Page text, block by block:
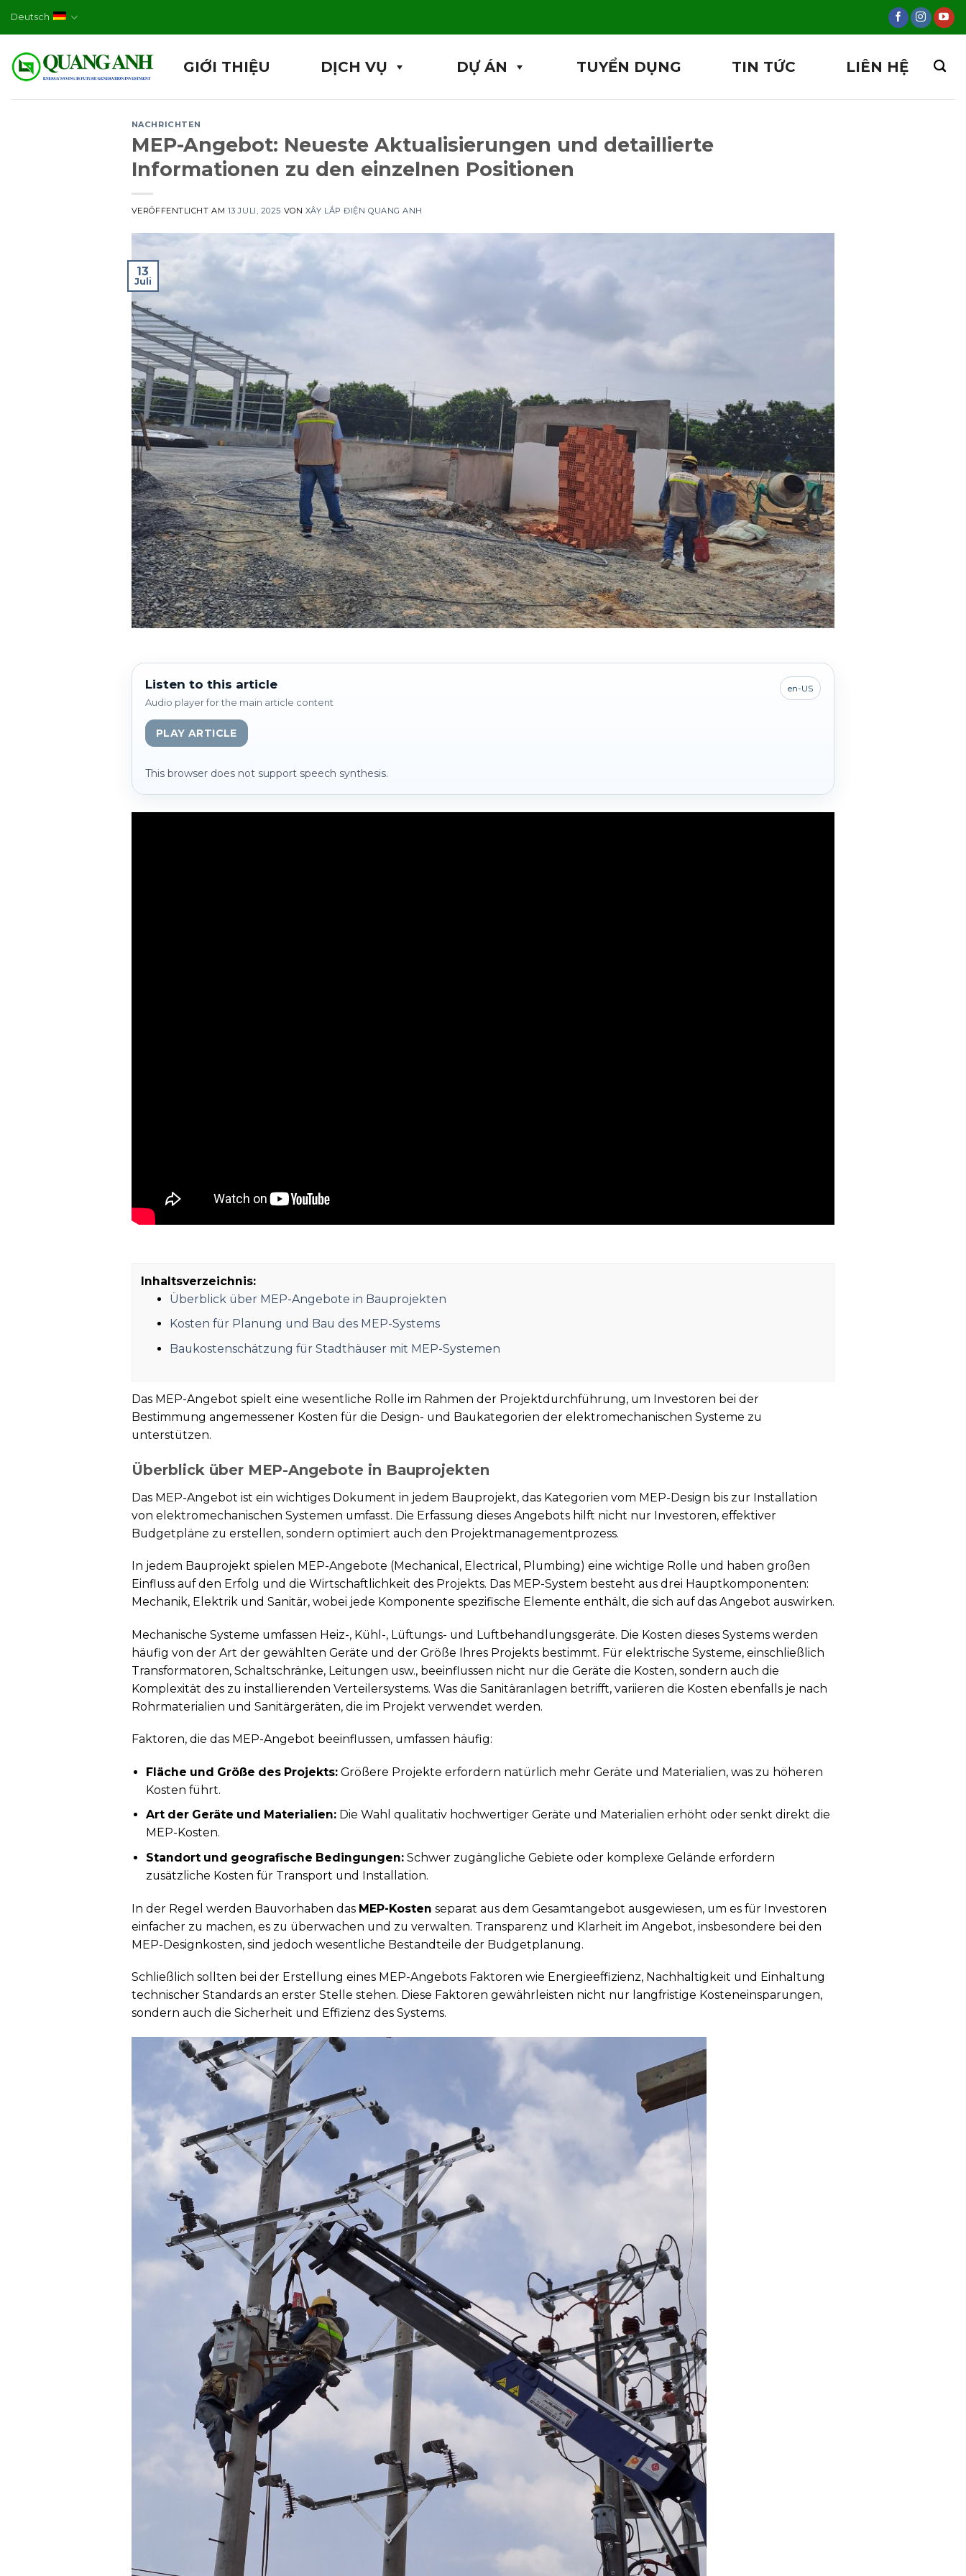
Deutsch
GIỚI THIỆU DỊCH VỤ DỰ ÁN TUYỂN DỤNG TIN TỨC LIÊN HỆ
NACHRICHTEN
MEP-Angebot: Neueste Aktualisierungen und detaillierte
Informationen zu den einzelnen Positionen
VERÖFFENTLICHT AM 13 JULI, 2025 VON XÂY LẮP ĐIỆN QUANG ANH
13
Juli
Listen to this article
Audio player for the main article content
en-US
PLAY ARTICLE
This browser does not support speech synthesis.
Inhaltsverzeichnis:
Überblick über MEP-Angebote in Bauprojekten
Kosten für Planung und Bau des MEP-Systems
Baukostenschätzung für Stadthäuser mit MEP-Systemen
Das MEP-Angebot spielt eine wesentliche Rolle im Rahmen der Projektdurchführung, um Investoren bei der
Bestimmung angemessener Kosten für die Design- und Baukategorien der elektromechanischen Systeme zu
unterstützen.
Überblick über MEP-Angebote in Bauprojekten
Das MEP-Angebot ist ein wichtiges Dokument in jedem Bauprojekt, das Kategorien vom MEP-Design bis zur Installation
von elektromechanischen Systemen umfasst. Die Erfassung dieses Angebots hilft nicht nur Investoren, effektiver
Budgetpläne zu erstellen, sondern optimiert auch den Projektmanagementprozess.
In jedem Bauprojekt spielen MEP-Angebote (Mechanical, Electrical, Plumbing) eine wichtige Rolle und haben großen
Einfluss auf den Erfolg und die Wirtschaftlichkeit des Projekts. Das MEP-System besteht aus drei Hauptkomponenten:
Mechanik, Elektrik und Sanitär, wobei jede Komponente spezifische Elemente enthält, die sich auf das Angebot auswirken.
Mechanische Systeme umfassen Heiz-, Kühl-, Lüftungs- und Luftbehandlungsgeräte. Die Kosten dieses Systems werden
häufig von der Art der gewählten Geräte und der Größe Ihres Projekts bestimmt. Für elektrische Systeme, einschließlich
Transformatoren, Schaltschränke, Leitungen usw., beeinflussen nicht nur die Geräte die Kosten, sondern auch die
Komplexität des zu installierenden Verteilersystems. Was die Sanitäranlagen betrifft, variieren die Kosten ebenfalls je nach
Rohrmaterialien und Sanitärgeräten, die im Projekt verwendet werden.
Faktoren, die das MEP-Angebot beeinflussen, umfassen häufig:
Fläche und Größe des Projekts: Größere Projekte erfordern natürlich mehr Geräte und Materialien, was zu höheren
Kosten führt.
Art der Geräte und Materialien: Die Wahl qualitativ hochwertiger Geräte und Materialien erhöht oder senkt direkt die
MEP-Kosten.
Standort und geografische Bedingungen: Schwer zugängliche Gebiete oder komplexe Gelände erfordern
zusätzliche Kosten für Transport und Installation.
In der Regel werden Bauvorhaben das MEP-Kosten separat aus dem Gesamtangebot ausgewiesen, um es für Investoren
einfacher zu machen, es zu überwachen und zu verwalten. Transparenz und Klarheit im Angebot, insbesondere bei den
MEP-Designkosten, sind jedoch wesentliche Bestandteile der Budgetplanung.
Schließlich sollten bei der Erstellung eines MEP-Angebots Faktoren wie Energieeffizienz, Nachhaltigkeit und Einhaltung
technischer Standards an erster Stelle stehen. Diese Faktoren gewährleisten nicht nur langfristige Kosteneinsparungen,
sondern auch die Sicherheit und Effizienz des Systems.